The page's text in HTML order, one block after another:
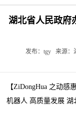
湖北省人民政府
发布：tgy 来源：
【ZiDongHua 之动
机器人 高质量发展 湖